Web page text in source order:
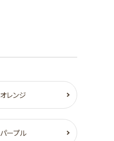
オレンジ
パープル